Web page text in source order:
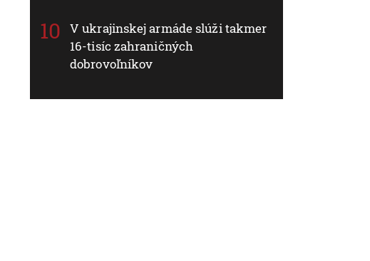
V ukrajinskej armáde slúži takmer
16-tisíc zahraničných
dobrovoľníkov